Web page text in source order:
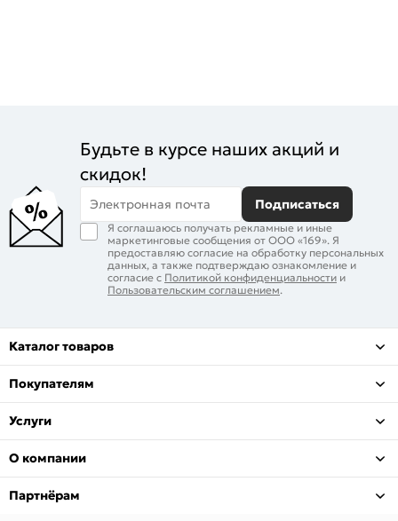
Будьте в курсе наших акций и
скидок!
Электронная почта Подписаться
Я соглашаюсь получать рекламные и иные
маркетинговые сообщения от ООО «169». Я
предоставляю согласие на обработку персональных
данных, а также подтверждаю ознакомление и
согласие с Политикой конфиденциальности и
Пользовательским соглашением.
Каталог товаров
Покупателям
Услуги
О компании
Партнёрам